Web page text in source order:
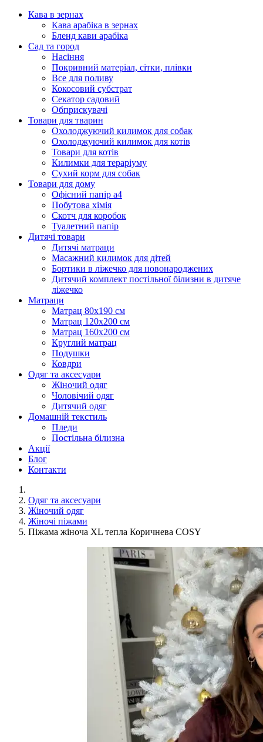
Кава в зернах
Кава арабіка в зернах
Бленд кави арабіка
Сад та город
Насіння
Покривний матеріал, сітки, плівки
Все для поливу
Кокосовий субстрат
Секатор садовий
Обприскувачі
Товари для тварин
Охолоджуючий килимок для собак
Охолоджуючий килимок для котів
Товари для котів
Килимки для тераріуму
Сухий корм для собак
Товари для дому
Офісний папір а4
Побутова хімія
Скотч для коробок
Туалетний папір
Дитячі товари
Дитячі матраци
Масажний килимок для дітей
Бортики в ліжечко для новонароджених
Дитячий комплект постільної білизни в дитяче
ліжечко
Матраци
Матрац 80х190 см
Матрац 120х200 см
Матрац 160х200 см
Круглий матрац
Подушки
Ковдри
Одяг та аксесуари
Жіночий одяг
Чоловічий одяг
Дитячий одяг
Домашній текстиль
Пледи
Постільна білизна
Акції
Блог
Контакти
Одяг та аксесуари
Жіночий одяг
Жіночі піжами
Піжама жіноча XL тепла Коричнева COSY